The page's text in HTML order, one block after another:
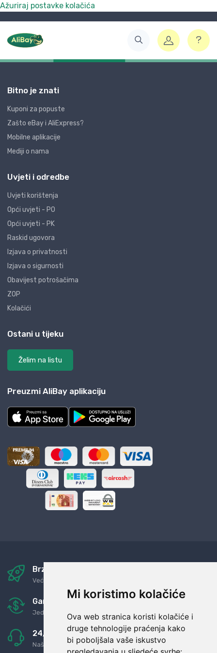
Mi koristimo kolačiće
Ova web stranica koristi kolačiće i
druge tehnologije praćenja kako
bi poboljšala vaše iskustvo
Ažuriraj postavke kolačića
Bitno je znati
Kuponi za popuste
Zašto eBay i AliExpress?
Mobilne aplikacije
Mediji o nama
Uvjeti i odredbe
Uvjeti korištenja
Opći uvjeti - PO
Opći uvjeti - PK
Raskid ugovora
Izjava o privatnosti
Izjava o sigurnosti
Obavijest potrošačima
ZOP
Kolačići
Ostani u tijeku
Želim na listu
Preuzmi AliBay aplikaciju
Brza i sigurna dostava
Već za nekoliko dana kod vas
Garancija u povrat novaca
Jednostavno pravilo: Roba za novac
24/7 odlična podrška
Naši agenti uvijek na raspolaganju